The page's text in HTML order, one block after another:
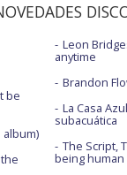
be
Leon
anytime
Brandon
La Casa
subacuática
The Script,
being human